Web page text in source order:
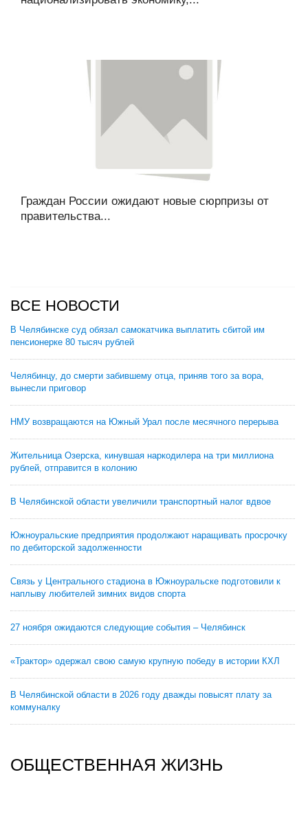
Граждан России ожидают новые сюрпризы от
правительства...
ВСЕ НОВОСТИ
В Челябинске суд обязал самокатчика выплатить сбитой им
пенсионерке 80 тысяч рублей
Челябинцу, до смерти забившему отца, приняв того за вора,
вынесли приговор
НМУ возвращаются на Южный Урал после месячного перерыва
Жительница Озерска, кинувшая наркодилера на три миллиона
рублей, отправится в колонию
В Челябинской области увеличили транспортный налог вдвое
Южноуральские предприятия продолжают наращивать просрочку
по дебиторской задолженности
Связь у Центрального стадиона в Южноуральске подготовили к
наплыву любителей зимних видов спорта
27 ноября ожидаются следующие события – Челябинск
«Трактор» одержал свою самую крупную победу в истории КХЛ
В Челябинской области в 2026 году дважды повысят плату за
коммуналку
ОБЩЕСТВЕННАЯ ЖИЗНЬ